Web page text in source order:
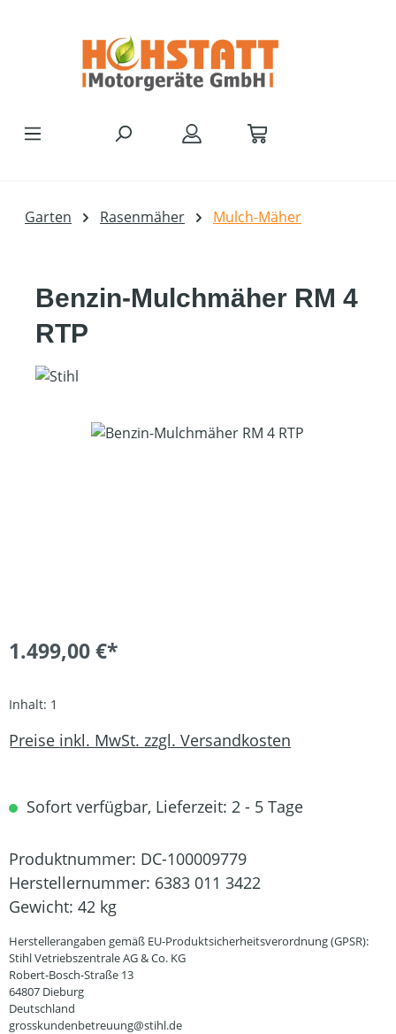
Garten Rasenmäher Mulch-Mäher
Benzin-Mulchmäher RM 4
RTP
Bildergalerie überspringen
1.499,00 €*
Inhalt: 1
Preise inkl. MwSt. zzgl. Versandkosten
Sofort verfügbar, Lieferzeit: 2 - 5 Tage
Produktnummer: DC-100009779
Herstellernummer: 6383 011 3422
Gewicht: 42 kg
Herstellerangaben gemäß EU-Produktsicherheitsverordnung (GPSR):
Stihl Vetriebszentrale AG & Co. KG
Robert-Bosch-Straße 13
64807 Dieburg
Deutschland
grosskundenbetreuung@stihl.de